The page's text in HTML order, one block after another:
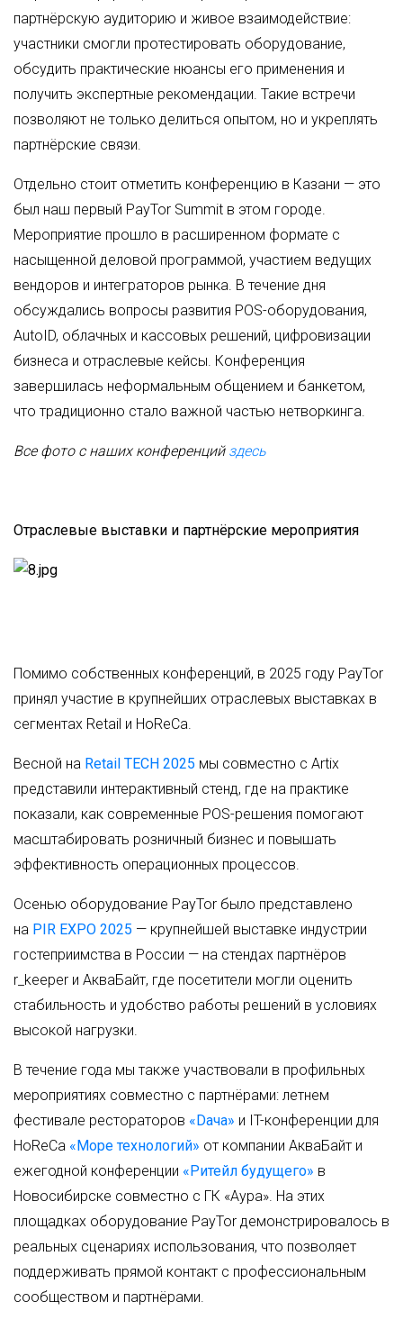
партнёрскую аудиторию и живое взаимодействие:
участники смогли протестировать оборудование,
обсудить практические нюансы его применения и
получить экспертные рекомендации. Такие встречи
позволяют не только делиться опытом, но и укреплять
партнёрские связи.
Отдельно стоит отметить конференцию в Казани — это
был наш первый PayTor Summit в этом городе.
Мероприятие прошло в расширенном формате с
насыщенной деловой программой, участием ведущих
вендоров и интеграторов рынка. В течение дня
обсуждались вопросы развития POS-оборудования,
AutoID, облачных и кассовых решений, цифровизации
бизнеса и отраслевые кейсы. Конференция
завершилась неформальным общением и банкетом,
что традиционно стало важной частью нетворкинга.
Все фото с наших конференций здесь
Отраслевые выставки и партнёрские мероприятия
Помимо собственных конференций, в 2025 году PayTor
принял участие в крупнейших отраслевых выставках в
сегментах Retail и HoReCa.
Весной на Retail TECH 2025 мы совместно с Artix
представили интерактивный стенд, где на практике
показали, как современные POS-решения помогают
масштабировать розничный бизнес и повышать
эффективность операционных процессов.
Осенью оборудование PayTor было представлено
на PIR EXPO 2025 — крупнейшей выставке индустрии
гостеприимства в России — на стендах партнёров
r_keeper и АкваБайт, где посетители могли оценить
стабильность и удобство работы решений в условиях
высокой нагрузки.
В течение года мы также участвовали в профильных
мероприятиях совместно с партнёрами: летнем
фестивале рестораторов «Dача» и IT-конференции для
HoReCa «Море технологий» от компании АкваБайт и
ежегодной конференции «Ритейл будущего» в
Новосибирске совместно с ГК «Аура». На этих
площадках оборудование PayTor демонстрировалось в
реальных сценариях использования, что позволяет
поддерживать прямой контакт с профессиональным
сообществом и партнёрами.